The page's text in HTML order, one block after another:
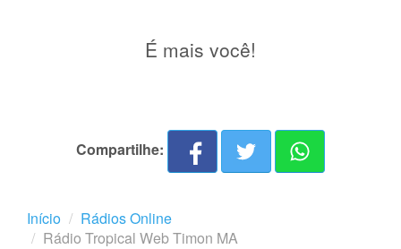
É mais você!
Compartilhe:
Início
Rádios Online
Rádio Tropical Web Timon MA